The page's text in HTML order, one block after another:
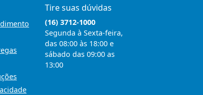
Tire suas dúvidas
(16) 3712-1000
Segunda à Sexta-feira,
das 08:00 às 18:00 e
sábado das 09:00 as
13:00